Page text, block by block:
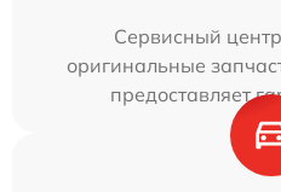
Сервисный
оригинальные
предоставляет